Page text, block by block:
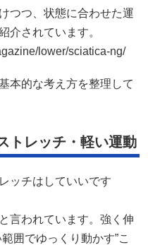
つつ、状態に合わせた運
介されています。
lower/sciatica-ng/
本的な考え方を整理して
トレッチ・軽い運動
ッチはしていいです
言われています。強く伸
囲でゆっくり動かす”こ